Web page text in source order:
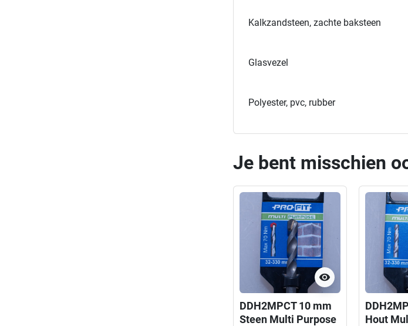
Kalkzandsteen, zachte baksteen
Glasvezel
Polyester, pvc, rubber
Je bent misschien
visibility
DDH2MPCT 10 mm
Steen Multi Purpose
Hout